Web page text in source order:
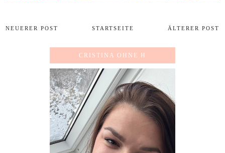
NEUERER POST ÄLTERER POST
STARTSEITE
CRISTINA OHNE H